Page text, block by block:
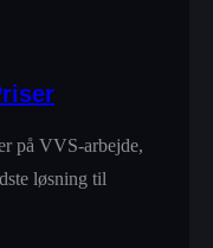
på VVS-arbejde,
løsning til